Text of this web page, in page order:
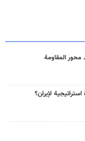
المقاومة
لإيران؟